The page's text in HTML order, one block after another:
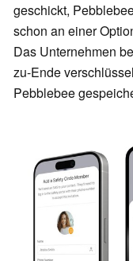
geschickt,
schon an einer
Das Unternehmen
zu-Ende
Pebblebee